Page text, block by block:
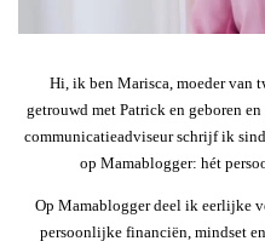
Hi, ik ben Marisca, moeder van
getrouwd met Patrick en geboren
communicatieadviseur schrijf ik
op Mamablogger: hét
Op Mamablogger deel ik eerlijke
persoonlijke financiën, mindset